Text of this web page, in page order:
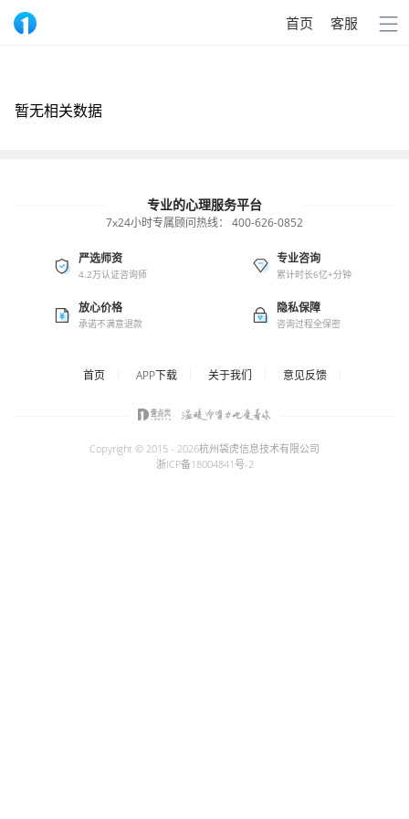
首页 客服
暂无相关数据
专业的心理服务平台
7x24小时专属顾问热线： 400-626-0852
严选师资
4.2万认证咨询师
专业咨询
累计时长6亿+分钟
放心价格
承诺不满意退款
隐私保障
咨询过程全保密
首页 APP下载 关于我们 意见反馈
Copyright © 2015 - 2026杭州袋虎信息技术有限公司
浙ICP备18004841号-2